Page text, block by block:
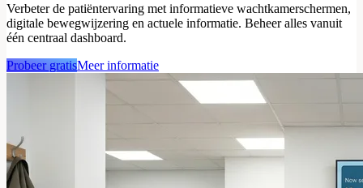
Verbeter de patiëntervaring met informatieve wachtkamerschermen,
digitale bewegwijzering en actuele informatie. Beheer alles vanuit
één centraal dashboard.
Probeer gratisMeer informatie